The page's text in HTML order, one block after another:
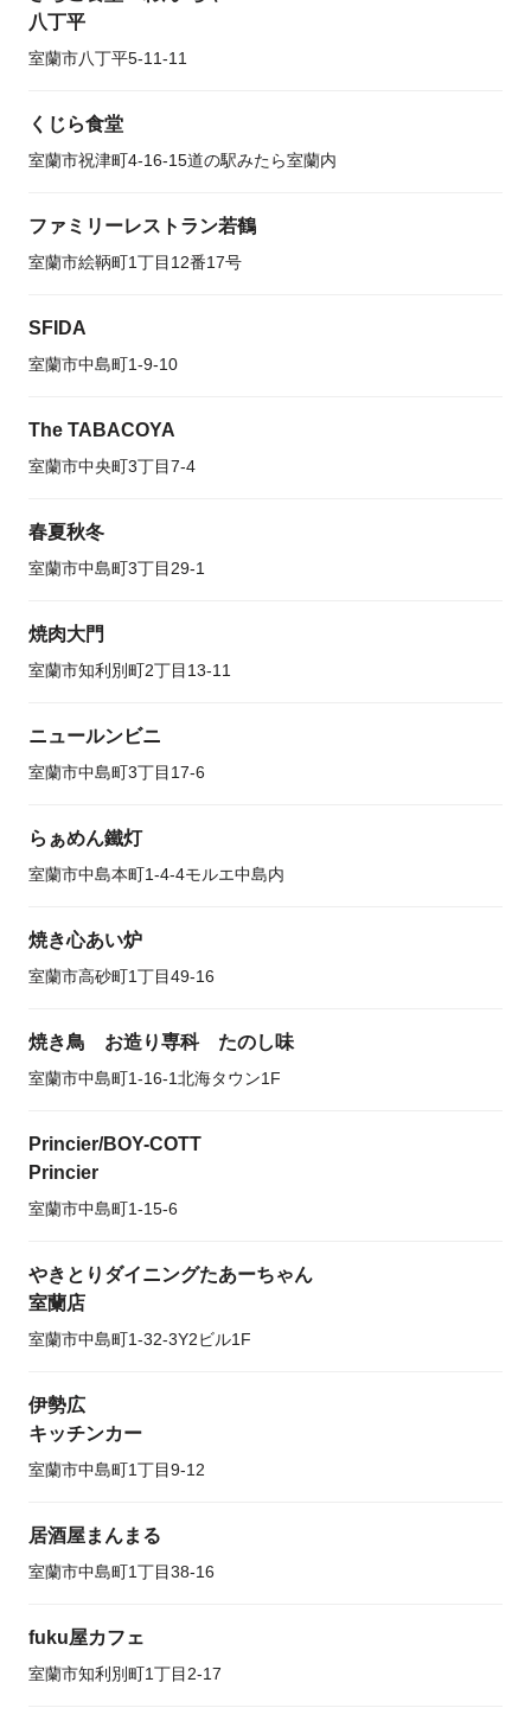
八丁平
室蘭市八丁平5-11-11
くじら食堂
室蘭市祝津町4-16-15道の駅みたら室蘭内
ファミリーレストラン若鶴
室蘭市絵鞆町1丁目12番17号
SFIDA
室蘭市中島町1-9-10
The TABACOYA
室蘭市中央町3丁目7-4
春夏秋冬
室蘭市中島町3丁目29-1
焼肉大門
室蘭市知利別町2丁目13-11
ニュールンビニ
室蘭市中島町3丁目17-6
らぁめん鐵灯
室蘭市中島本町1-4-4モルエ中島内
焼き心あい炉
室蘭市高砂町1丁目49-16
焼き鳥 お造り専科 たのし味
室蘭市中島町1-16-1北海タウン1F
Princier/BOY-COTT
Princier
室蘭市中島町1-15-6
やきとりダイニングたあーちゃん
室蘭店
室蘭市中島町1-32-3Y2ビル1F
伊勢広
キッチンカー
室蘭市中島町1丁目9-12
居酒屋まんまる
室蘭市中島町1丁目38-16
fuku屋カフェ
室蘭市知利別町1丁目2-17